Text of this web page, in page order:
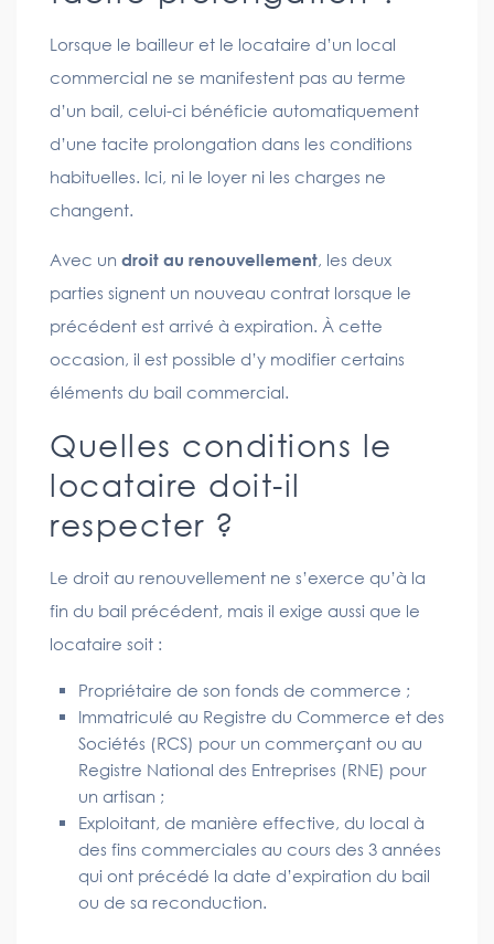
Lorsque le bailleur et le locataire d’un local
commercial ne se manifestent pas au terme
d’un bail, celui-ci bénéficie automatiquement
d’une tacite prolongation dans les conditions
habituelles. Ici, ni le loyer ni les charges ne
changent.
Avec un droit au renouvellement, les deux
parties signent un nouveau contrat lorsque le
précédent est arrivé à expiration. À cette
occasion, il est possible d’y modifier certains
éléments du bail commercial.
Quelles conditions le
locataire doit-il
respecter ?
Le droit au renouvellement ne s’exerce qu’à la
fin du bail précédent, mais il exige aussi que le
locataire soit :
Propriétaire de son fonds de commerce ;
Immatriculé au Registre du Commerce et des
Sociétés (RCS) pour un commerçant ou au
Registre National des Entreprises (RNE) pour
un artisan ;
Exploitant, de manière effective, du local à
des fins commerciales au cours des 3 années
qui ont précédé la date d’expiration du bail
ou de sa reconduction.